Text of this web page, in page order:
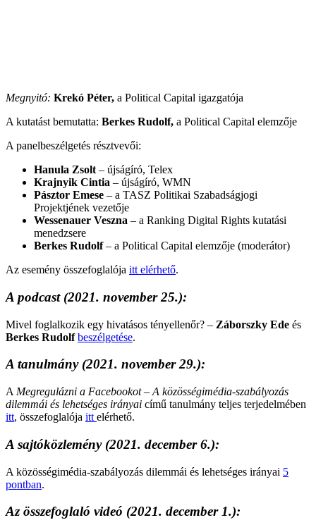
Megnyitó: Krekó Péter, a Political Capital igazgatója
A kutatást bemutatta: Berkes Rudolf, a Political Capital elemzője
A panelbeszélgetés résztvevői:
Hanula Zsolt – újságíró, Telex
Krajnyik Cintia – újságíró, WMN
Pásztor Emese – a TASZ Politikai Szabadságjogi
Projektjének vezetője
Wessenauer Veszna – a Ranking Digital Rights kutatási
menedzsere
Berkes Rudolf– a Political Capital elemzője (moderátor)
Az esemény összefoglalója itt elérhető.
A podcast(2021. november 25.):
Mivel foglalkozik egy hivatásos tényellenőr? – Záborszky Ede és
Berkes Rudolf beszélgetése.
A tanulmány(2021. november 29.):
A Megregulázni a Facebookot – A közösségimédia-szabályozás
dilemmái és lehetséges irányai című tanulmány teljes terjedelmében
itt, összefoglalója itt elérhető.
A sajtóközlemény (2021. december 6.):
A közösségimédia-szabályozás dilemmái és lehetséges irányai 5
pontban.
Az összefoglaló videó (2021. december 1.):